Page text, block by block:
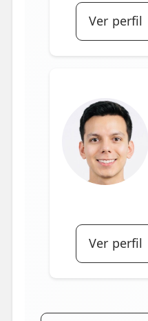
Ver perfil
Ver perfil